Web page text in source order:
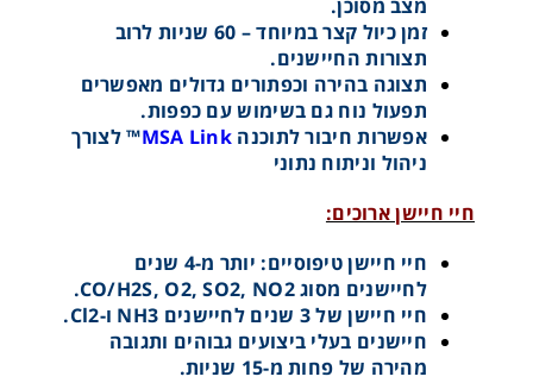
מצב מסוכן.
זמן כיול קצר במיוחד – 60 שניות לרוב
תצורות החיישנים.
תצוגה בהירה וכפתורים גדולים מאפשרים
תפעול נוח גם בשימוש עם כפפות.
אפשרות חיבור לתוכנה MSA Link™ לצורך
ניהול וניתוח נתוני
חיי חיישן ארוכים:
חיי חיישן טיפוסיים: יותר מ-4 שנים
לחיישנים מסוג CO/H2S, O2, SO2, NO2.
חיי חיישן של 3 שנים לחיישנים NH3 ו-Cl2.
חיישנים בעלי ביצועים גבוהים ותגובה
מהירה של פחות מ-15 שניות.
וניהול גלאי גזים בזמן אמת